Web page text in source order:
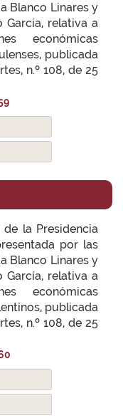
Blanco Linares y
García, relativa a
económicas
publicada
n.º 108, de 25
la Presidencia
por las
Blanco Linares y
García, relativa a
económicas
publicada
n.º 108, de 25